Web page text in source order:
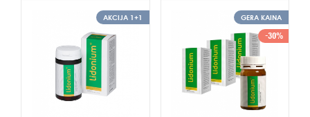
AKCIJA 1+1 GERA KAINA
-30%